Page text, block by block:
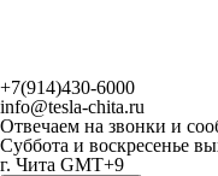
+7(914)430-6000
info@tesla-chita.ru
Отвечаем на звонки и
Суббота и воскресенье
г. Чита GMT+9